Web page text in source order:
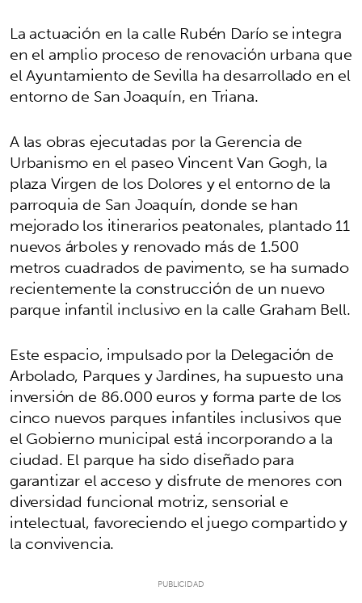
La actuación en la calle Rubén Darío se integra
en el amplio proceso de renovación urbana que
el Ayuntamiento de Sevilla ha desarrollado en el
entorno de San Joaquín, en Triana.
A las obras ejecutadas por la Gerencia de
Urbanismo en el paseo Vincent Van Gogh, la
plaza Virgen de los Dolores y el entorno de la
parroquia de San Joaquín, donde se han
mejorado los itinerarios peatonales, plantado 11
nuevos árboles y renovado más de 1.500
metros cuadrados de pavimento, se ha sumado
recientemente la construcción de un nuevo
parque infantil inclusivo en la calle Graham Bell.
Este espacio, impulsado por la Delegación de
Arbolado, Parques y Jardines, ha supuesto una
inversión de 86.000 euros y forma parte de los
cinco nuevos parques infantiles inclusivos que
el Gobierno municipal está incorporando a la
ciudad. El parque ha sido diseñado para
garantizar el acceso y disfrute de menores con
diversidad funcional motriz, sensorial e
intelectual, favoreciendo el juego compartido y
la convivencia.